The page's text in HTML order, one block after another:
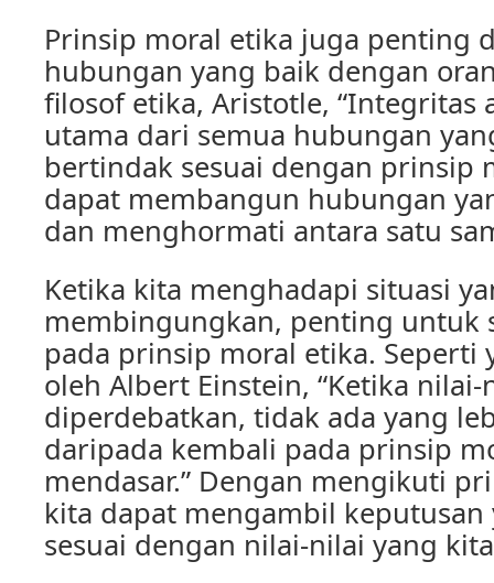
Prinsip moral etika juga penting
hubungan yang baik dengan
filosof etika, Aristotle, “Integritas
utama dari semua hubungan
bertindak sesuai dengan prinsip
dapat membangun hubungan
dan menghormati antara satu
Ketika kita menghadapi situasi
membingungkan, penting untuk
pada prinsip moral etika. Seperti
oleh Albert Einstein, “Ketika
diperdebatkan, tidak ada yang
daripada kembali pada prinsip
mendasar.” Dengan mengikuti
kita dapat mengambil
sesuai dengan nilai-nilai yang